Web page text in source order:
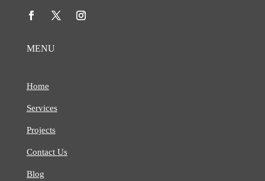
MENU
Home
Services
Projects
Contact Us
Blog